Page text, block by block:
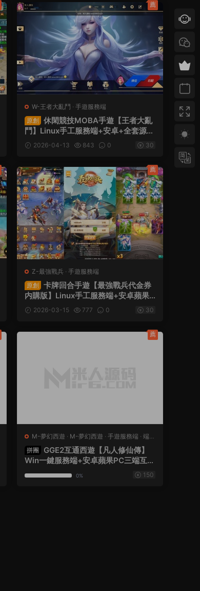
W-王者大亂鬥 · 手遊服務端
原創
休閑競技MOBA手遊【王者大亂
鬥】Linux手工服務端+安卓+全套源碼
+視頻架設教程
2026-04-13 843 0 30
薦
Z-最強戰兵 · 手遊服務端
原創
卡牌回合手遊【最強戰兵代金券
内購版】Linux手工服務端+安卓蘋果
雙端+管理後台+CDK授權後台+全套
源碼+視頻架設教程
2026-03-15 777 0 30
薦
M-夢幻西遊 · M-夢幻西遊 · 手遊服務端 · 端遊
服務端
拼團
GGE2互通西遊【凡人修仙傳】
Win一鍵服務端+安卓蘋果PC三端互通
+GM網頁後台+全套源碼+視頻架設教
程
0% 150
薦